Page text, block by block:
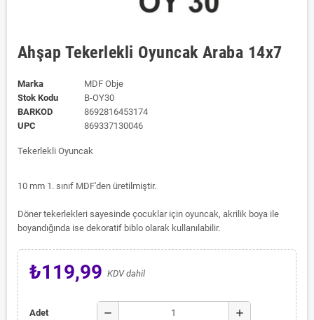
Ahşap Tekerlekli Oyuncak Araba 14x7
Marka
MDF Obje
Stok Kodu
B-OY30
BARKOD
8692816453174
UPC
869337130046
Tekerlekli Oyuncak
10 mm 1. sınıf MDF'den üretilmiştir.
Döner tekerlekleri sayesinde çocuklar için oyuncak, akrilik boya ile
boyandığında ise dekoratif biblo olarak kullanılabilir.
₺119,99 KDV dahil
Adet remove add